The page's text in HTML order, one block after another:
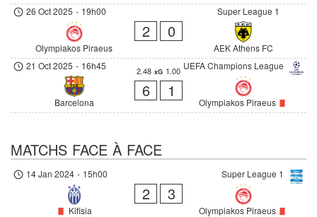
Super League 1
26 Oct 2025 - 19h00
Olympiakos Piraeus
2 0
AEK Athens FC
UEFA Champions League
21 Oct 2025 - 16h45
Barcelona
2.48 xG 1.00
6 1
Olympiakos Piraeus
MATCHS FACE À FACE
Super League 1
14 Jan 2024 - 15h00
Kifisia
2 3
Olympiakos Piraeus